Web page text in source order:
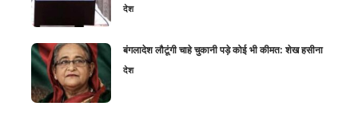
देश
बंगलादेश लौटूंगी चाहे चुकानी पड़े कोई भी कीमत: शेख हसीना
देश